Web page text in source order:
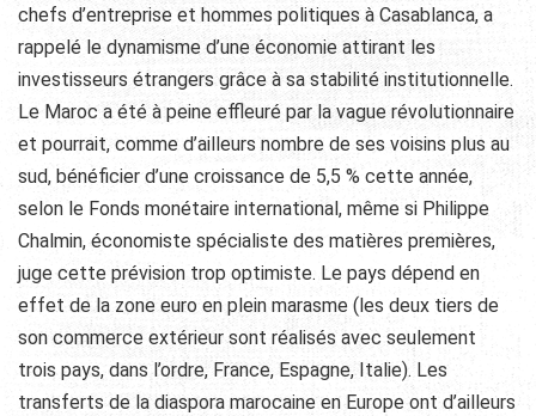
chefs d’entreprise et hommes politiques à Casablanca, a
rappelé le dynamisme d’une économie attirant les
investisseurs étrangers grâce à sa stabilité institutionnelle.
Le Maroc a été à peine effleuré par la vague révolutionnaire
et pourrait, comme d’ailleurs nombre de ses voisins plus au
sud, bénéficier d’une croissance de 5,5 % cette année,
selon le Fonds monétaire international, même si Philippe
Chalmin, économiste spécialiste des matières premières,
juge cette prévision trop optimiste. Le pays dépend en
effet de la zone euro en plein marasme (les deux tiers de
son commerce extérieur sont réalisés avec seulement
trois pays, dans l’ordre, France, Espagne, Italie). Les
transferts de la diaspora marocaine en Europe ont d’ailleurs